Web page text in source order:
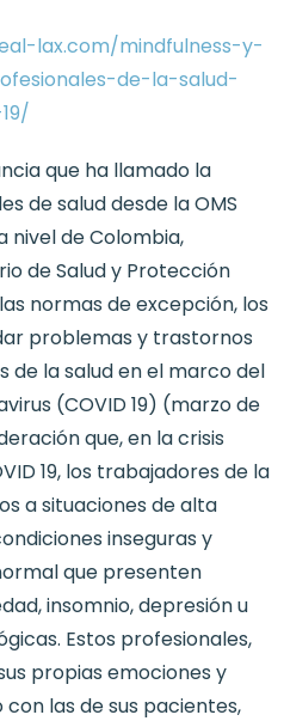
lax.com/mindfulness-y-
de-la-salud-
que ha llamado la
de salud desde la OMS
nivel de Colombia,
de Salud y Protección
normas de excepción, los
problemas y trastornos
de la salud en el marco del
(COVID 19) (marzo de
que, en la crisis
19, los trabajadores de la
a situaciones de alta
inseguras y
que presenten
insomnio, depresión u
Estos profesionales,
propias emociones y
las de sus pacientes,